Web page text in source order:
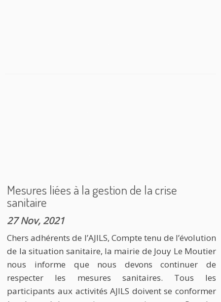
Mesures liées à la gestion de la crise
sanitaire
27 Nov, 2021
Chers adhérents de l’AJILS, Compte tenu de l’évolution
de la situation sanitaire, la mairie de Jouy Le Moutier
nous informe que nous devons continuer de
respecter les mesures sanitaires. Tous les
participants aux activités AJILS doivent se conformer